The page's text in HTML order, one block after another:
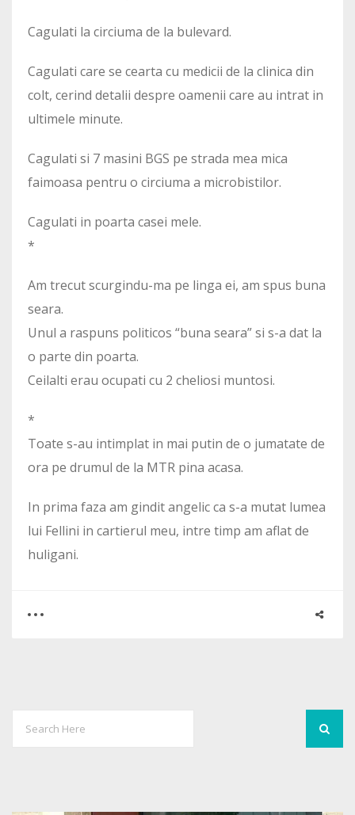
Cagulati la circiuma de la bulevard.
Cagulati care se cearta cu medicii de la clinica din
colt, cerind detalii despre oamenii care au intrat in
ultimele minute.
Cagulati si 7 masini BGS pe strada mea mica
faimoasa pentru o circiuma a microbistilor.
Cagulati in poarta casei mele.
*
Am trecut scurgindu-ma pe linga ei, am spus buna
seara.
Unul a raspuns politicos “buna seara” si s-a dat la
o parte din poarta.
Ceilalti erau ocupati cu 2 cheliosi muntosi.
*
Toate s-au intimplat in mai putin de o jumatate de
ora pe drumul de la MTR pina acasa.
In prima faza am gindit angelic ca s-a mutat lumea
lui Fellini in cartierul meu, intre timp am aflat de
huligani.